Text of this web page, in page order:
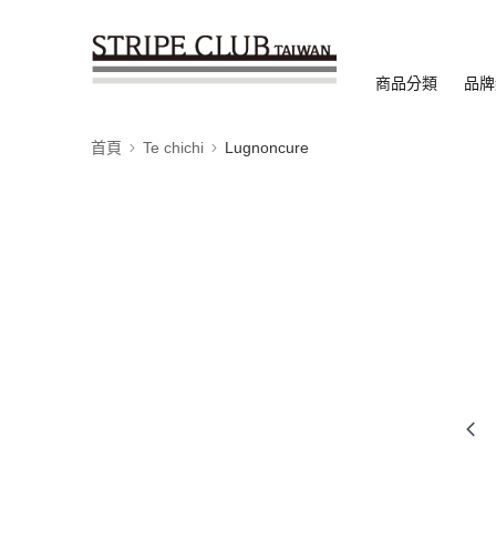
商品分類 品
首頁 Te chichi Lugnoncure